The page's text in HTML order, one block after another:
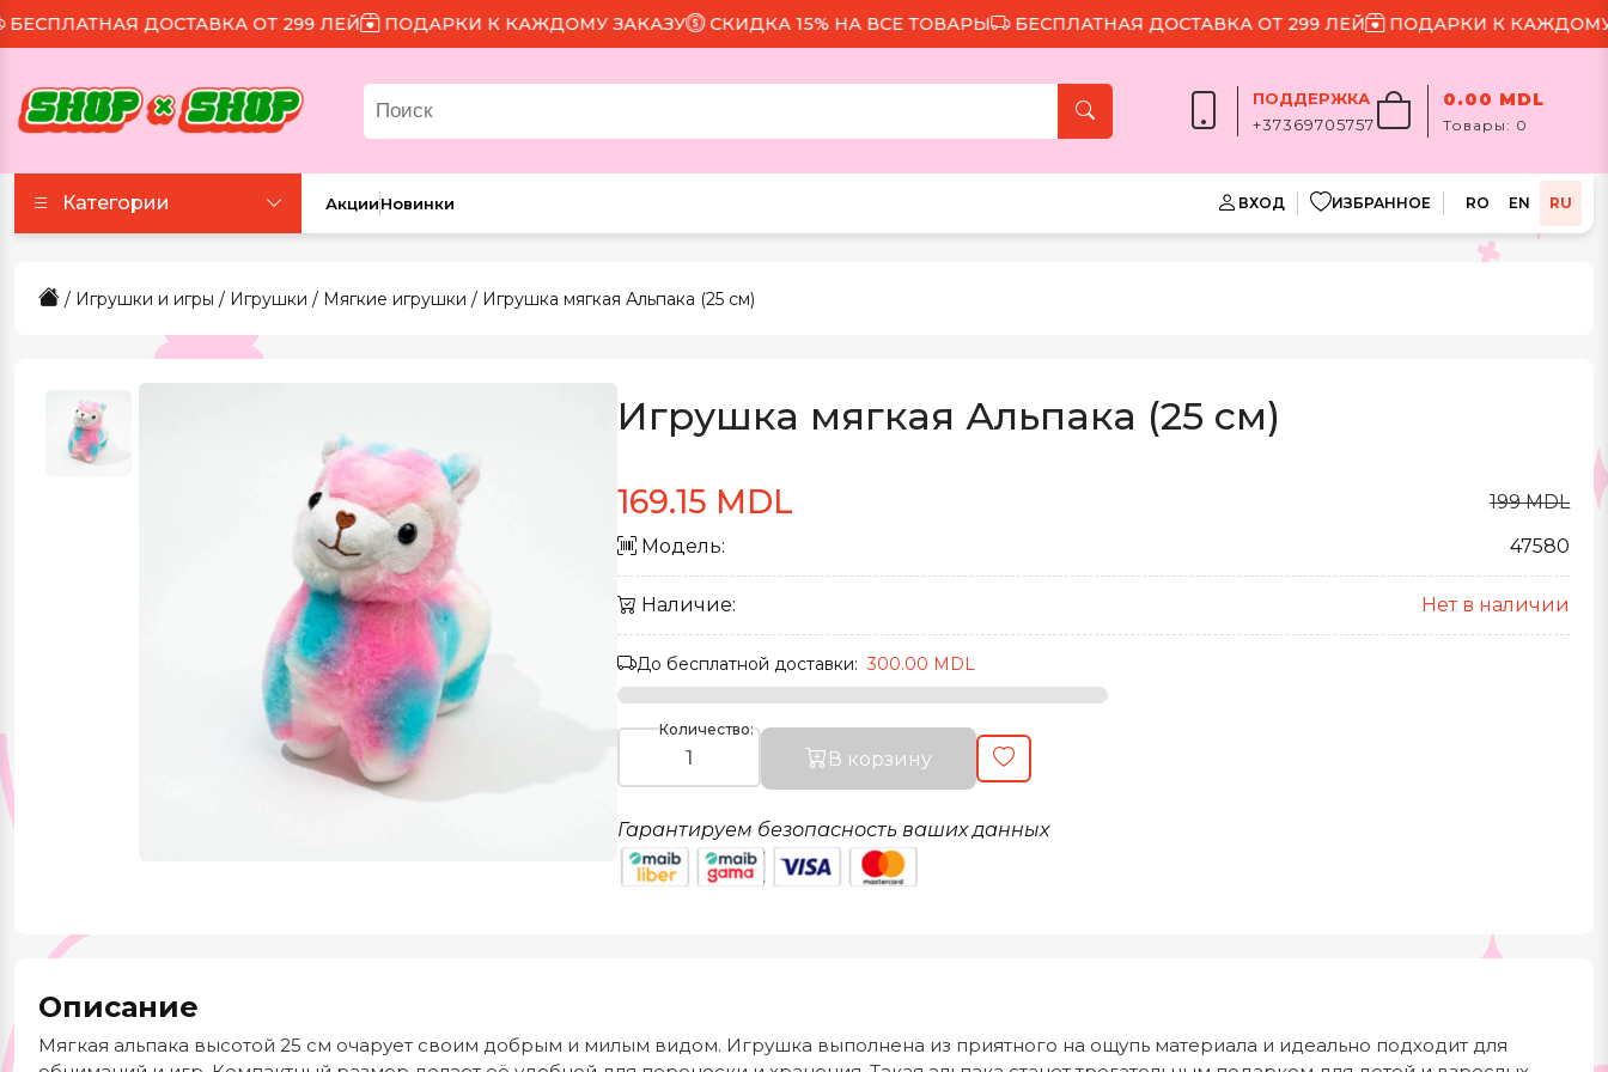
ДОСТАВКА ОТ 299 ЛЕЙ ПОДАРКИ К КАЖДОМУ ЗАКАЗУ СКИДКА 15% НА ВСЕ ТОВАРЫ БЕСПЛАТНАЯ ДОСТАВКА ОТ 299 ЛЕЙ ПОДАРКИ К КАЖДОМУ
ПОДДЕРЖКА
+37369705757
0.00 MDL
Товары: 0
Категории
Все для праздника
Для еды и напитков
Игрушки и игры
АкцииНовинки ВХОД ИЗБРАННОЕ RO EN RU
/ Игрушки и игры / Игрушки / Мягкие игрушки / Игрушка мягкая Альпака (25 см)
Игрушка мягкая Альпака (25 см)
169.15 MDL
199 MDL
Модель:
47580
Наличие: Нет в наличии
До бесплатной доставки:300.00 MDL
Количество:
В корзину
Гарантируем безопасность ваших данных
Описание
Мягкая альпака высотой 25 см очарует своим добрым и милым видом. Игрушка выполнена из приятного на ощупь материала и идеально подходит для